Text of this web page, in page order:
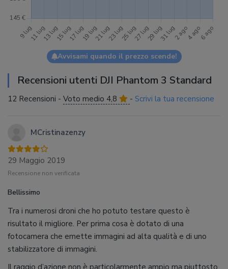
Avvisami quando il prezzo scende!
Recensioni utenti DJI Phantom 3 Standard
12 Recensioni - Voto medio 4,8 - Scrivi la tua recensione
MCristinazenzy
29 Maggio 2019
Recensione non verificata
Bellissimo
Tra i numerosi droni che ho potuto testare questo è
risultato il migliore. Per prima cosa è dotato di una
fotocamera che emette immagini ad alta qualità e di uno
stabilizzatore di immagini.